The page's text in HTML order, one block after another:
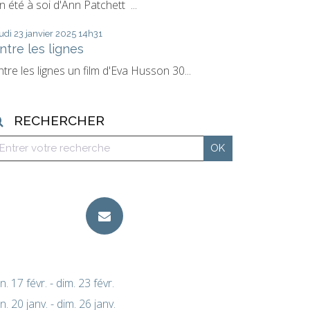
été à soi d'Ann Patchett ...
23 janvier 2025 14h31
les lignes
les lignes un film d'Eva Husson 30...
RECHERCHER
17 févr. - dim. 23 févr.
20 janv. - dim. 26 janv.